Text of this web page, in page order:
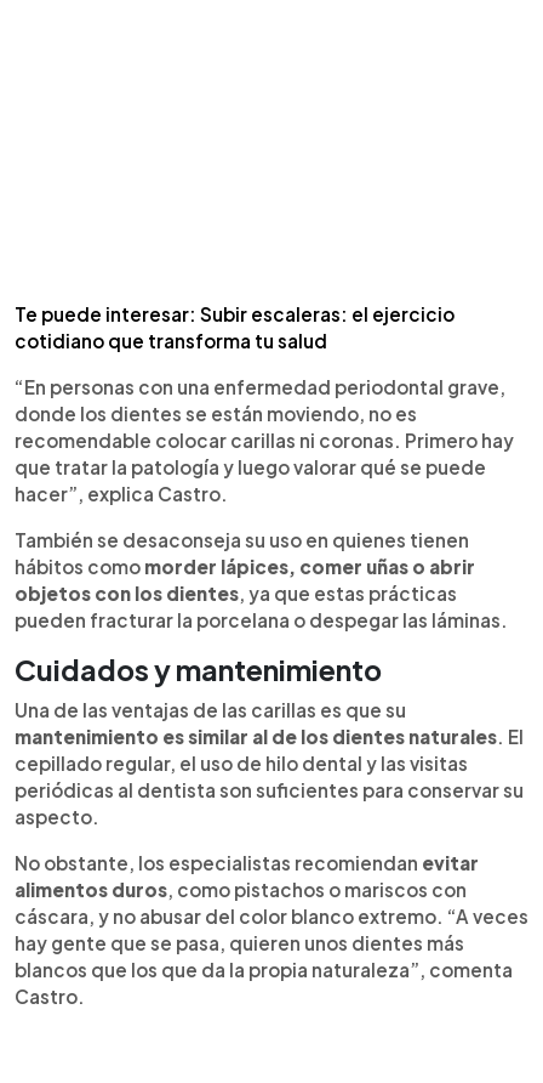
Te puede interesar: Subir escaleras: el ejercicio
cotidiano que transforma tu salud
“En personas con una enfermedad periodontal grave,
donde los dientes se están moviendo, no es
recomendable colocar carillas ni coronas. Primero hay
que tratar la patología y luego valorar qué se puede
hacer”, explica Castro.
También se desaconseja su uso en quienes tienen
hábitos como morder lápices, comer uñas o abrir
objetos con los dientes, ya que estas prácticas
pueden fracturar la porcelana o despegar las láminas.
Cuidados y mantenimiento
Una de las ventajas de las carillas es que su
mantenimiento es similar al de los dientes naturales. El
cepillado regular, el uso de hilo dental y las visitas
periódicas al dentista son suficientes para conservar su
aspecto.
No obstante, los especialistas recomiendan evitar
alimentos duros, como pistachos o mariscos con
cáscara, y no abusar del color blanco extremo. “A veces
hay gente que se pasa, quieren unos dientes más
blancos que los que da la propia naturaleza”, comenta
Castro.